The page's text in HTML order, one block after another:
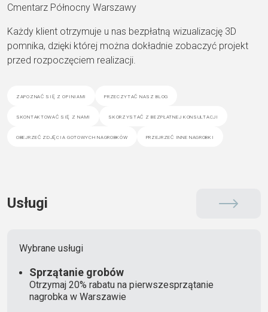
Cmentarz Północny Warszawy
Każdy klient otrzymuje u nas bezpłatną wizualizację 3D
pomnika, dzięki której można dokładnie zobaczyć projekt
przed rozpoczęciem realizacji.
zapoznać się z opiniami przeczytać nasz blog
skontaktować się z nami skorzystać z bezpłatnej konsultacji
obejrzeć zdjęcia gotowych nagrobków przejrzeć inne nagrobki
Usługi
Wybrane usługi
Sprzątanie grobów
Otrzymaj 20% rabatu na pierwszesprzątanie
nagrobka w Warszawie